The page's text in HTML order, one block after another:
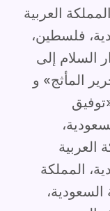
العربية
فلسطين،
السلام إلى
المأثج» و
العربية
المملكة
السعودية،